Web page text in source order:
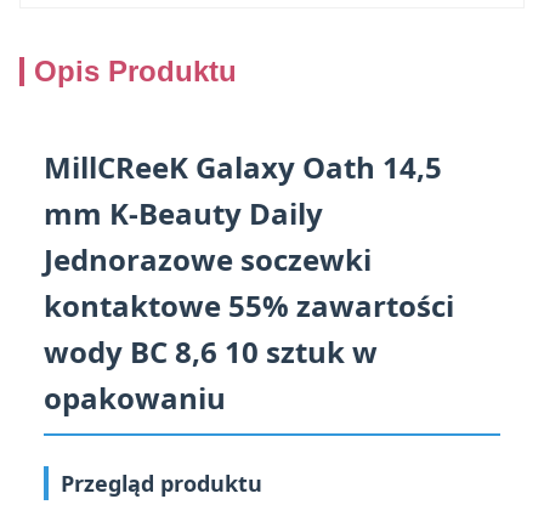
Opis Produktu
MillCReeK Galaxy Oath 14,5
mm K-Beauty Daily
Jednorazowe soczewki
kontaktowe 55% zawartości
wody BC 8,6 10 sztuk w
opakowaniu
Przegląd produktu